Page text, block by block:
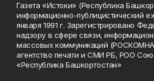
Газета «Истоки» (Республика
информационно-публицистический
января 1991 г. Зарегистрировано
надзору в сфере связи,
массовых коммуникаций
агентство печати и СМИ РБ, РОО
«Республика Башкортостан»